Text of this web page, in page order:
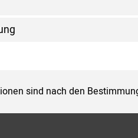
sind nach den